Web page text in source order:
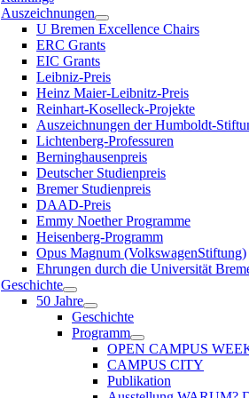
Auszeichnungen
U Bremen Excellence Chairs
ERC Grants
EIC Grants
Leibniz-Preis
Heinz Maier-Leibnitz-Preis
Reinhart-Koselleck-Projekte
Auszeichnungen der Humboldt-
Lichtenberg-Professuren
Berninghausenpreis
Deutscher Studienpreis
Bremer Studienpreis
DAAD-Preis
Emmy Noether Programme
Heisenberg-Programm
Opus Magnum (VolkswagenStiftung)
Ehrungen durch die Universität
Geschichte
50 Jahre
Geschichte
Programm
OPEN CAMPUS
CAMPUS CITY
Publikation